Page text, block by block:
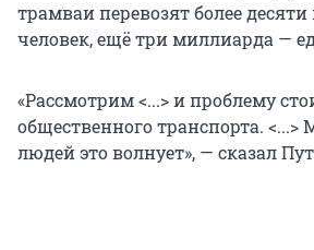
трамваи перевозят более
человек, ещё три миллиарда —
«Рассмотрим <...> и проблему
общественного транспорта.
людей это волнует», — сказал